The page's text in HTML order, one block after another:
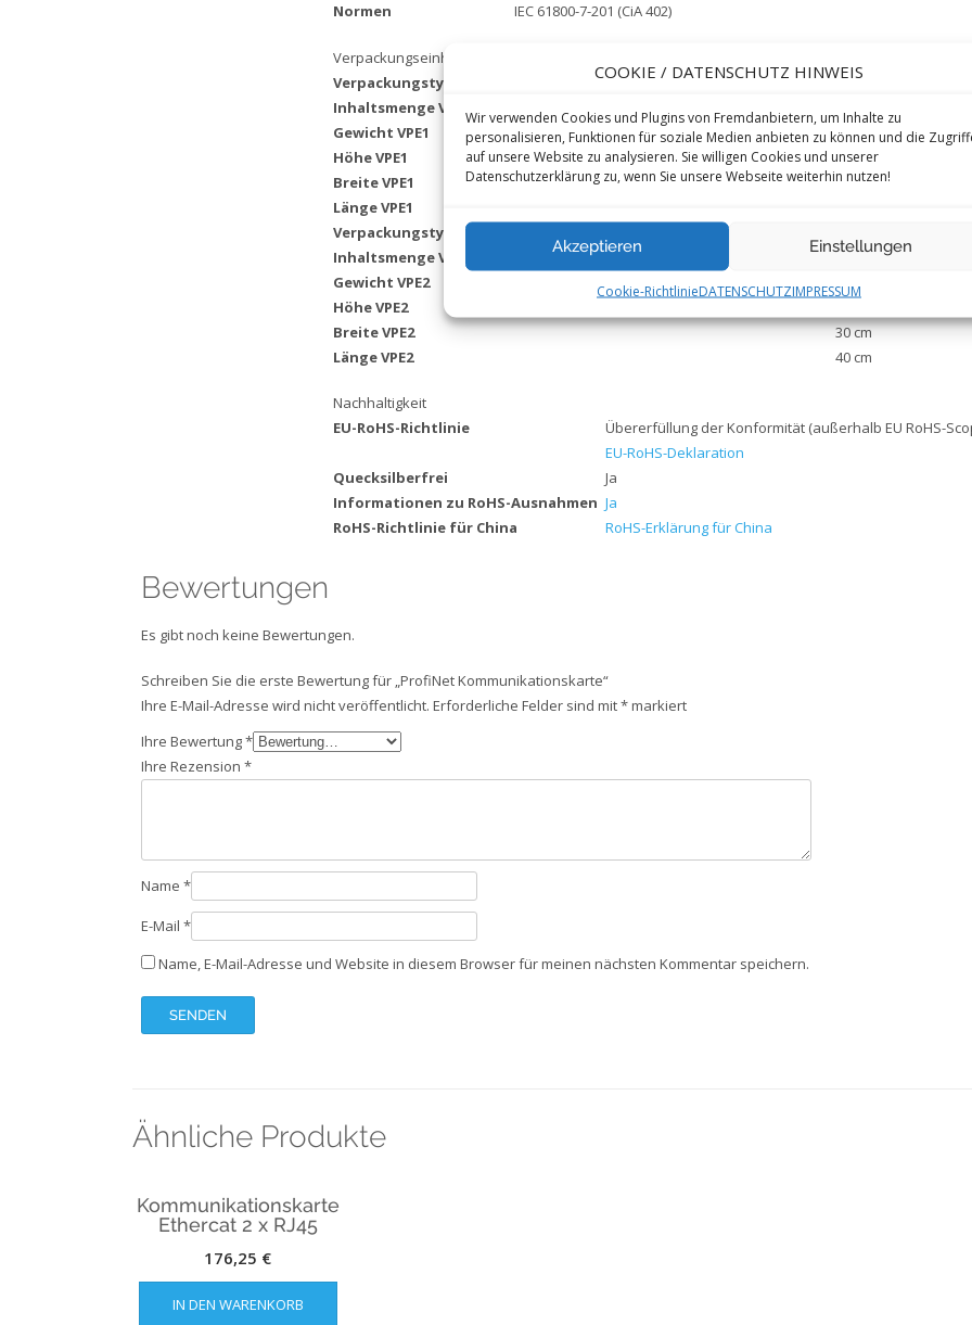
COOKIE / DATENSCHUTZ HINWEIS
Wir verwenden Cookies und Plugins von Fremdanbietern, um Inhalte zu
personalisieren, Funktionen für soziale Medien anbieten zu können und die
auf unsere Website zu analysieren. Sie willigen Cookies und unserer
Datenschutzerklärung zu, wenn Sie unsere Webseite weiterhin nutzen!
Akzeptieren Einstellungen
Cookie-RichtlinieDATENSCHUTZIMPRESSUM
Normen
IEC 61800-7-201 (CiA 402)
Verpackungseinheiten
Verpackungstyp VPE1
PCE
Inhaltsmenge VPE1
Gewicht VPE1
58 g
Höhe VPE1
4,6 cm
Breite VPE1
6,5 cm
Länge VPE1
Verpackungstyp VPE2
Inhaltsmenge VPE2
100
Gewicht VPE2
6,877 kg
Höhe VPE2
Breite VPE2
30 cm
Länge VPE2
40 cm
Nachhaltigkeit
EU-RoHS-Richtlinie
Übererfüllung der Konformität (außerhalb EU RoHS-
EU-RoHS-Deklaration
Quecksilberfrei
Ja
Informationen zu RoHS-Ausnahmen Ja
RoHS-Richtlinie für China
RoHS-Erklärung für China
Bewertungen
Es gibt noch keine Bewertungen.
Schreiben Sie die erste Bewertung für „ProfiNet Kommunikationskarte“
Ihre E-Mail-Adresse wird nicht veröffentlicht. Erforderliche Felder sind mit*markiert
Ihre Bewertung*
Ihre Rezension*
Name*
E-Mail*
Name, E-Mail-Adresse und Website in diesem Browser für meinen nächsten Kommentar speichern.
Ähnliche Produkte
Kommunikationskarte
Ethercat 2 x RJ45
176,25 €
IN DEN WARENKORB